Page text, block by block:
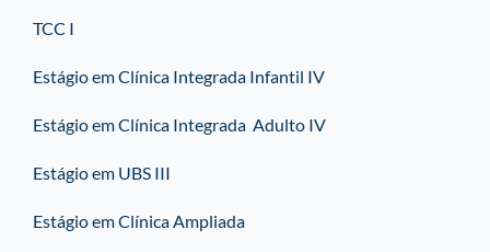
TCC I
Estágio em Clínica Integrada Infantil IV
Estágio em Clínica Integrada Adulto IV
Estágio em UBS III
Estágio em Clínica Ampliada